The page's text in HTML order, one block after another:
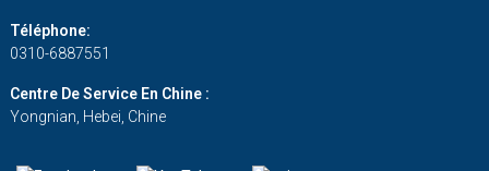
Téléphone:
0310-6887551
Centre De Service En Chine :
Yongnian, Hebei, Chine